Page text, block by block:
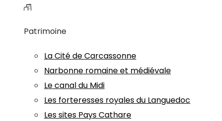
Patrimoine
La Cité de Carcassonne
Narbonne romaine et médiévale
Le canal du Midi
Les forteresses royales du Languedoc
Les sites Pays Cathare